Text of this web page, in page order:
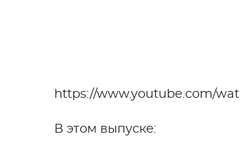
https://www.youtube.com/
В этом выпуске: